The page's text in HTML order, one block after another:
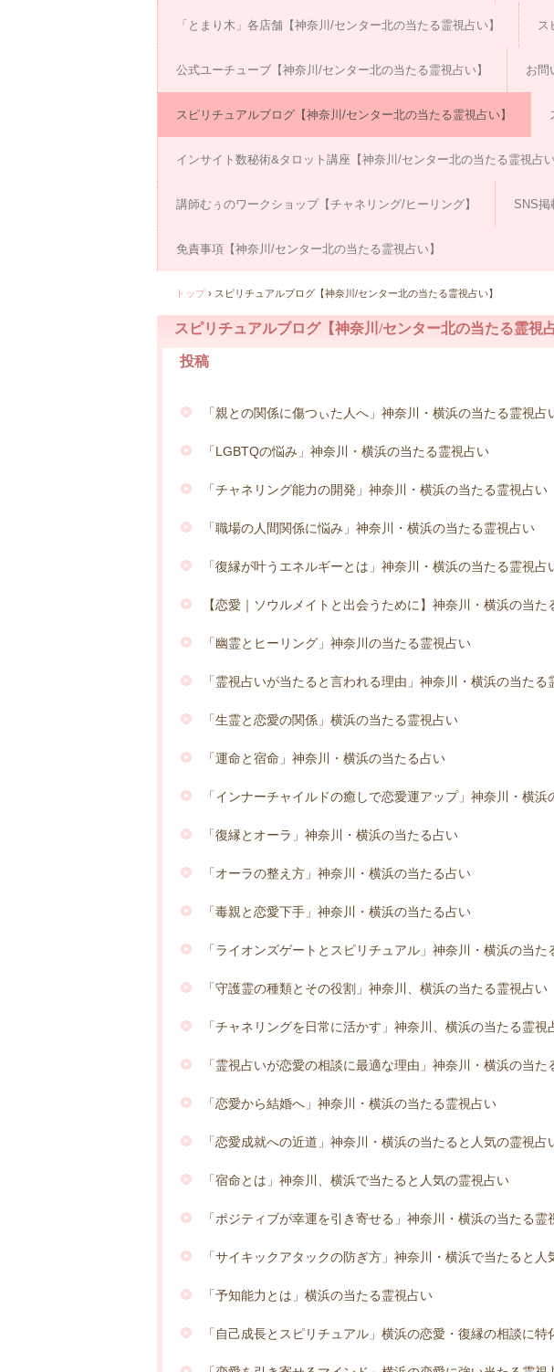
「とまり木」各店舗【神奈川/センター北の当たる霊視占い】 ス
公式ユーチューブ【神奈川/センター北の当たる霊視占い】 お問
スピリチュアルブログ【神奈川/センター北の当たる霊視占い】
インサイト数秘術&タロット講座【神奈川/センター北の当たる霊視占い
講師むぅのワークショップ【チャネリング/ヒーリング】 SNS掲
免責事項【神奈川/センター北の当たる霊視占い】
トップ › スピリチュアルブログ【神奈川/センター北の当たる霊視占い】
スピリチュアルブログ【神奈川/センター北の当たる霊視占
投稿
「親との関係に傷つぃた人へ」神奈川・横浜の当たる霊視占
「LGBTQの悩み」神奈川・横浜の当たる霊視占い
「チャネリング能力の開発」神奈川・横浜の当たる霊視占い
「職場の人間関係に悩み」神奈川・横浜の当たる霊視占い
「復縁が叶うエネルギーとは」神奈川・横浜の当たる霊視占
【恋愛｜ソウルメイトと出会うために】神奈川・横浜の当た
「幽霊とヒーリング」神奈川の当たる霊視占い
「霊視占いが当たると言われる理由」神奈川・横浜の当たる
「生霊と恋愛の関係」横浜の当たる霊視占い
「運命と宿命」神奈川・横浜の当たる占い
「インナーチャイルドの癒しで恋愛運アップ」神奈川・横浜
「復縁とオーラ」神奈川・横浜の当たる占い
「オーラの整え方」神奈川・横浜の当たる占い
「毒親と恋愛下手」神奈川・横浜の当たる占い
「ライオンズゲートとスピリチュアル」神奈川・横浜の当た
「守護霊の種類とその役割」神奈川、横浜の当たる霊視占い
「チャネリングを日常に活かす」神奈川、横浜の当たる霊視
「霊視占いが恋愛の相談に最適な理由」神奈川・横浜の当た
「恋愛から結婚へ」神奈川・横浜の当たる霊視占い
「恋愛成就への近道」神奈川・横浜の当たると人気の霊視占
「宿命とは」神奈川、横浜で当たると人気の霊視占い
「ポジティブが幸運を引き寄せる」神奈川・横浜の当たる霊
「サイキックアタックの防ぎ方」神奈川・横浜で当たると人
「予知能力とは」横浜の当たる霊視占い
「自己成長とスピリチュアル」横浜の恋愛・復縁の相談に特